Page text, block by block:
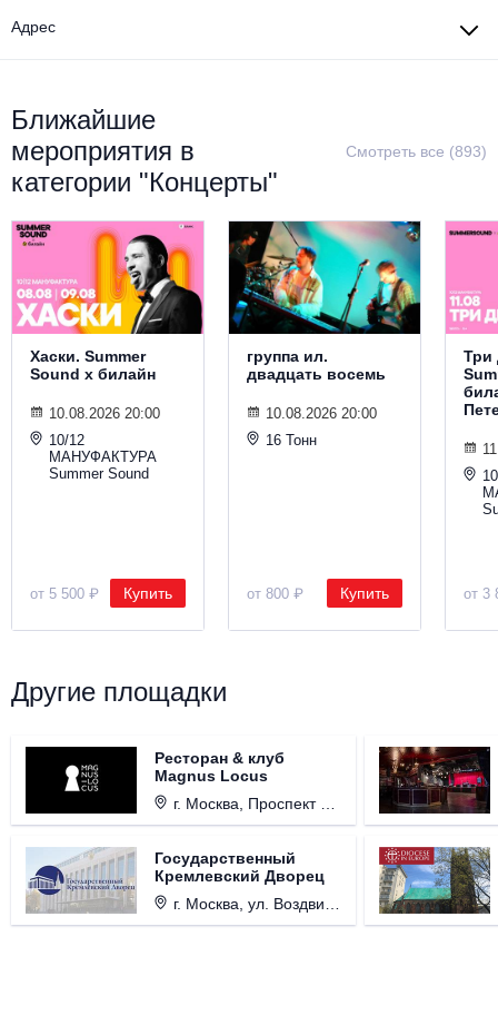
Адрес
Ближайшие
мероприятия в
категории "Концерты"
Смотреть все (893)
Хаски. Summer
Sound х билайн
10.08.2026 20:00
10/12
МАНУФАКТУРА
Summer Sound
от 5 500 ₽ Купить
группа ил.
двадцать восемь
10.08.2026 20:00
16 Тонн
от 800 ₽ Купить
Три
от 3
Другие площадки
Ресторан & клуб
Magnus Locus
г. Москва, Проспект Мира, д. 12, стр. 9.
Государственный
Кремлевский Дворец
г. Москва, ул. Воздвиженка, д. 1, Кремль.